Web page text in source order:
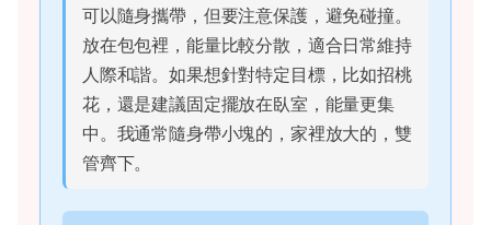
可以隨身攜帶，但要注意保護，避免碰撞。
放在包包裡，能量比較分散，適合日常維持
人際和諧。如果想針對特定目標，比如招桃
花，還是建議固定擺放在臥室，能量更集
中。我通常隨身帶小塊的，家裡放大的，雙
管齊下。